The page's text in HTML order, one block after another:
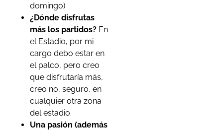
domingo)
¿Dónde disfrutas
más los partidos? En
el Estadio, por mi
cargo debo estar en
el palco, pero creo
que disfrutaría más,
creo no, seguro, en
cualquier otra zona
del estadio.
Una pasión (además